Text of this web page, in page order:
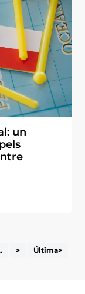
un
> Última>